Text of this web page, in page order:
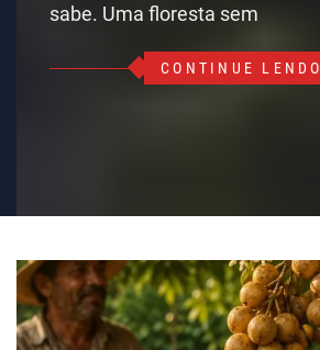
sabe. Uma floresta sem
CONTINUE LENDO